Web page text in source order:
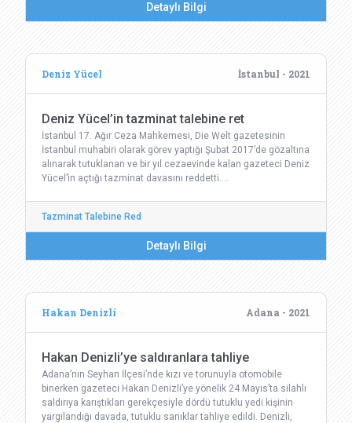
Detaylı Bilgi
Deniz Yücel İstanbul - 2021
Deniz Yücel’in tazminat talebine ret
İstanbul 17. Ağır Ceza Mahkemesi, Die Welt gazetesinin
İstanbul muhabiri olarak görev yaptığı Şubat 2017’de gözaltına
alınarak tutuklanan ve bir yıl cezaevinde kalan gazeteci Deniz
Yücel’in açtığı tazminat davasını reddetti.…
Tazminat Talebine Red
Detaylı Bilgi
Hakan Denizli Adana - 2021
Hakan Denizli’ye saldıranlara tahliye
Adana’nın Seyhan İlçesi’nde kızı ve torunuyla otomobile
binerken gazeteci Hakan Denizli’ye yönelik 24 Mayıs’ta silahlı
saldırıya karıştıkları gerekçesiyle dördü tutuklu yedi kişinin
yargılandığı davada, tutuklu sanıklar tahliye edildi. Denizli,